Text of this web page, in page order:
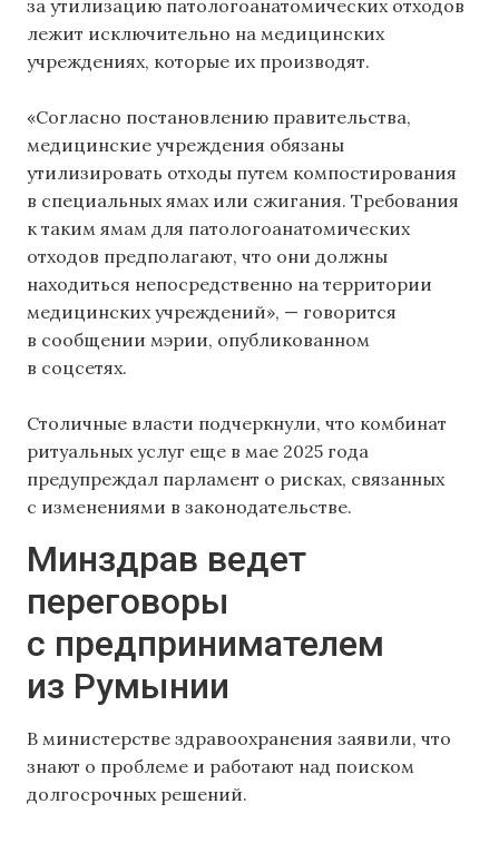
за утилизацию патологоанатомических отходов
лежит исключительно на медицинских
учреждениях, которые их производят.
«Согласно постановлению правительства,
медицинские учреждения обязаны
утилизировать отходы путем компостирования
в специальных ямах или сжигания. Требования
к таким ямам для патологоанатомических
отходов предполагают, что они должны
находиться непосредственно на территории
медицинских учреждений», — говорится
в сообщении мэрии, опубликованном
в соцсетях.
Столичные власти подчеркнули, что комбинат
ритуальных услуг еще в мае 2025 года
предупреждал парламент о рисках, связанных
с изменениями в законодательстве.
Минздрав ведет
переговоры
с предпринимателем
из Румынии
В министерстве здравоохранения заявили, что
знают о проблеме и работают над поиском
долгосрочных решений.